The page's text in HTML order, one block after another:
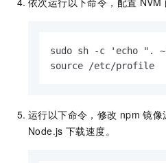
sudo sh -c 'echo ".
source /etc/profile
运行以下命令，修改 npm 镜像
Node.js 下载速度。